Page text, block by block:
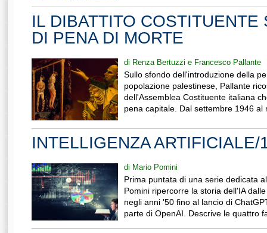
IL DIBATTITO COSTITUENTE
DI PENA DI MORTE
di Renza Bertuzzi e Francesco Pallante
Sullo sfondo dell'introduzione della
popolazione palestinese, Pallante
dell'Assemblea Costituente italiana
pena capitale. Dal settembre 1946 al
INTELLIGENZA ARTIFICIALE/
di Mario Pomini
Prima puntata di una serie dedicata
Pomini ripercorre la storia dell'IA
negli anni '50 fino al lancio di
parte di OpenAI. Descrive le quattro